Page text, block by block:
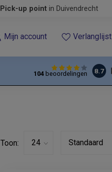
Pick-up pointin Duivendrecht
Mijn account Verlanglijst
104beoordelingen 8.7
Toon: